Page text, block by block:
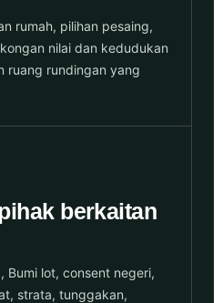
rumah, pilihan pesaing,
nilai dan kedudukan
ruang rundingan yang
berkaitan
Bumi lot, consent negeri,
strata, tunggakan,